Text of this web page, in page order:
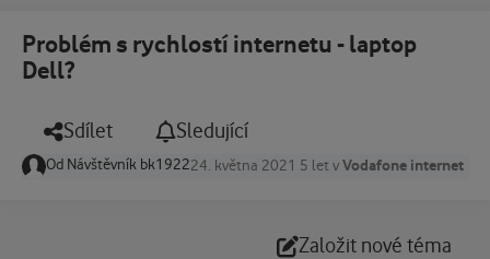
Problém s rychlostí internetu - laptop
Dell?
Sdílet Sledující
Od Návštěvník bk192224. května 2021 5 let vVodafone internet
Založit nové téma